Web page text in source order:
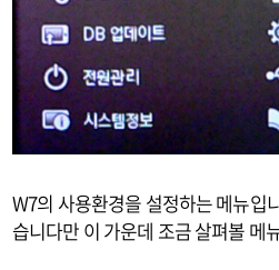
W7의 사용환경을 설정하는 메뉴입
습니다만 이 가운데 조금 살펴볼 메